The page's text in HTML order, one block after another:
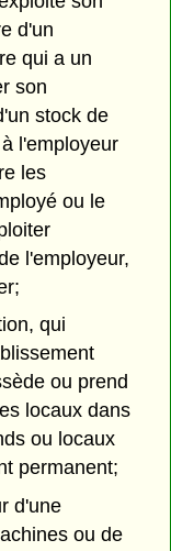
d'un
qui a un
son
stock de
l'employeur
les
ou le
l'employeur,
qui
ou prend
locaux dans
ou locaux
permanent;
d'une
ou de